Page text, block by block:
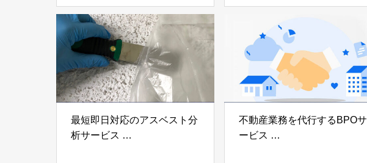
プ®」
アイディールブレーン株式会
社
「evoltz」
最短即日対応のアスベスト分
析サービス
不動産業務を代行するBPOサ
ービス